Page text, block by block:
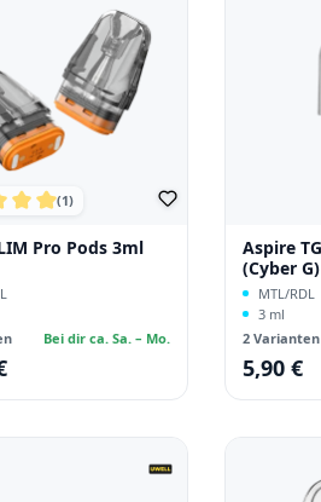
(1)
Pro Pods 3ml
Bei dir ca. Sa. – Mo.
Aspire
(Cyber G)
MTL/RDL
3 ml
2 Varianten
Regulärer
5,90 €